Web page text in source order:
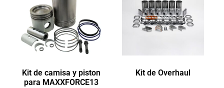
Kit de camisa y piston
para MAXXFORCE13
Kit de Overhaul